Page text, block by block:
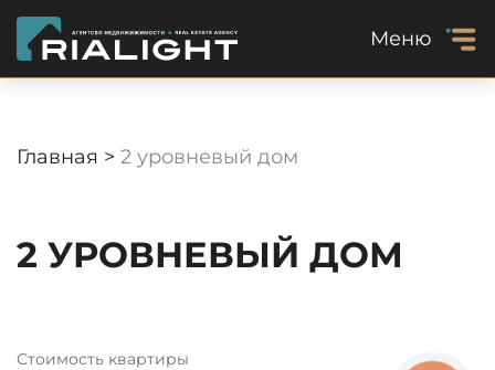
Меню
Главная > 2 уровневый дом
2 УРОВНЕВЫЙ ДОМ
Стоимость квартиры